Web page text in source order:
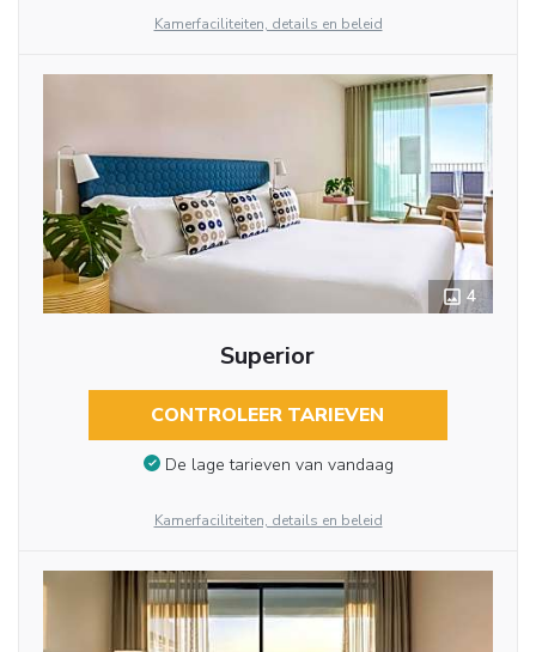
Kamerfaciliteiten, details en beleid
4
Superior
CONTROLEER TARIEVEN
De lage tarieven van vandaag
Kamerfaciliteiten, details en beleid